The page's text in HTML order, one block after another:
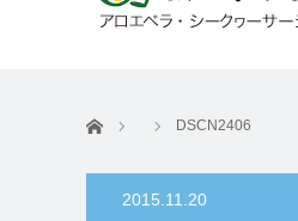
ホーム DSCN2406
2015.11.20